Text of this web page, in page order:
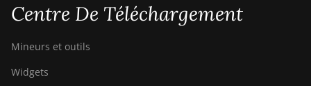
Centre De Téléchargement
Mineurs et outils
Widgets